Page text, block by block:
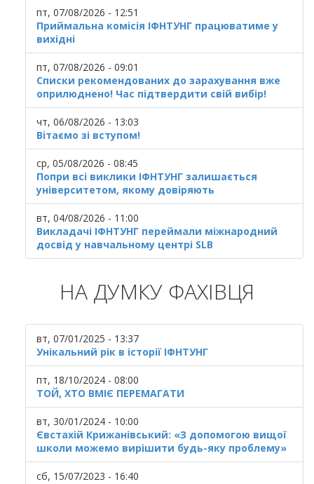
пт, 07/08/2026 - 12:51
Приймальна комісія ІФНТУНГ працюватиме у
вихідні
пт, 07/08/2026 - 09:01
Списки рекомендованих до зарахування вже
оприлюднено! Час підтвердити свій вибір!
чт, 06/08/2026 - 13:03
Вітаємо зі вступом!
ср, 05/08/2026 - 08:45
Попри всі виклики ІФНТУНГ залишається
університетом, якому довіряють
вт, 04/08/2026 - 11:00
Викладачі ІФНТУНГ переймали міжнародний
досвід у навчальному центрі SLB
НА ДУМКУ ФАХІВЦЯ
вт, 07/01/2025 - 13:37
Унікальний рік в історії ІФНТУНГ
пт, 18/10/2024 - 08:00
ТОЙ, ХТО ВМІЄ ПЕРЕМАГАТИ
вт, 30/01/2024 - 10:00
Євстахій Крижанівський: «З допомогою вищої
школи можемо вирішити будь-яку проблему»
сб, 15/07/2023 - 16:40